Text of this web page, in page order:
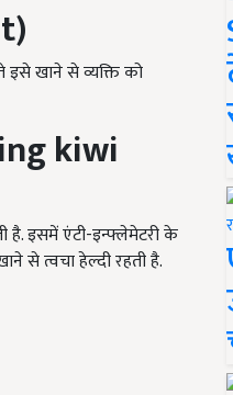
इसे खाने से व्यक्ति को
kiwi
है. इसमें एंटी-इन्फ्लेमेटरी के
से त्वचा हेल्दी रहती है.